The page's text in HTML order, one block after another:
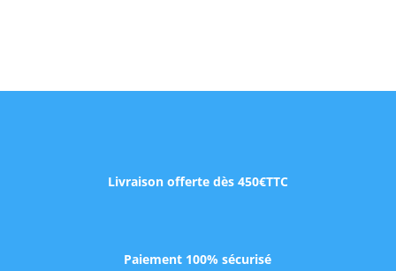
Livraison offerte dès 450€TTC
Paiement 100% sécurisé